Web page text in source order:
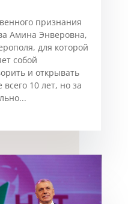
признания
Амина Энверовна,
для которой
собой
и открывать
10 лет, но за